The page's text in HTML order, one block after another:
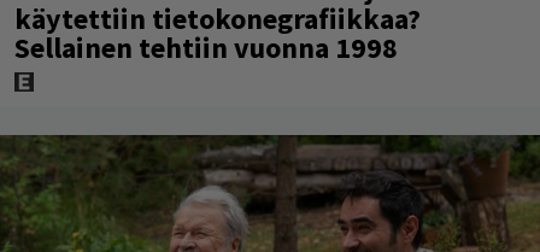
käytettiin tietokonegrafiikkaa?
Sellainen tehtiin vuonna 1998